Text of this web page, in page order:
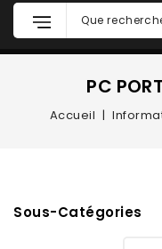
PC
Accueil
Sous-Catégories